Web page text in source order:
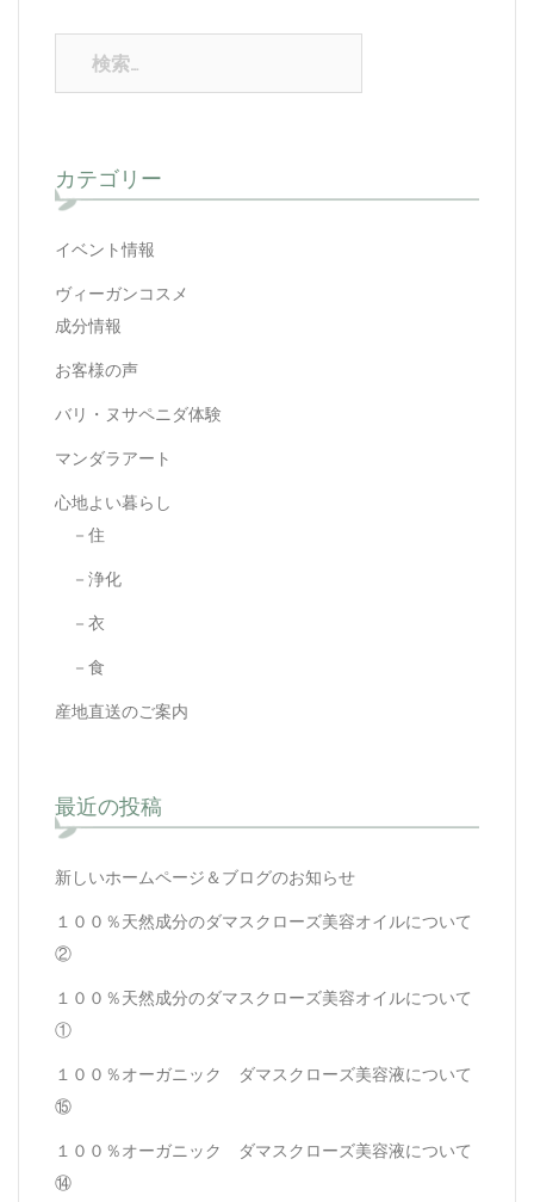
カテゴリー
イベント情報
ヴィーガンコスメ
成分情報
お客様の声
バリ・ヌサペニダ体験
マンダラアート
心地よい暮らし
－住
－浄化
－衣
－食
産地直送のご案内
最近の投稿
新しいホームページ＆ブログのお知らせ
１００％天然成分のダマスクローズ美容オイルについて
②
１００％天然成分のダマスクローズ美容オイルについて
①
１００％オーガニック ダマスクローズ美容液について
⑮
１００％オーガニック ダマスクローズ美容液について
⑭